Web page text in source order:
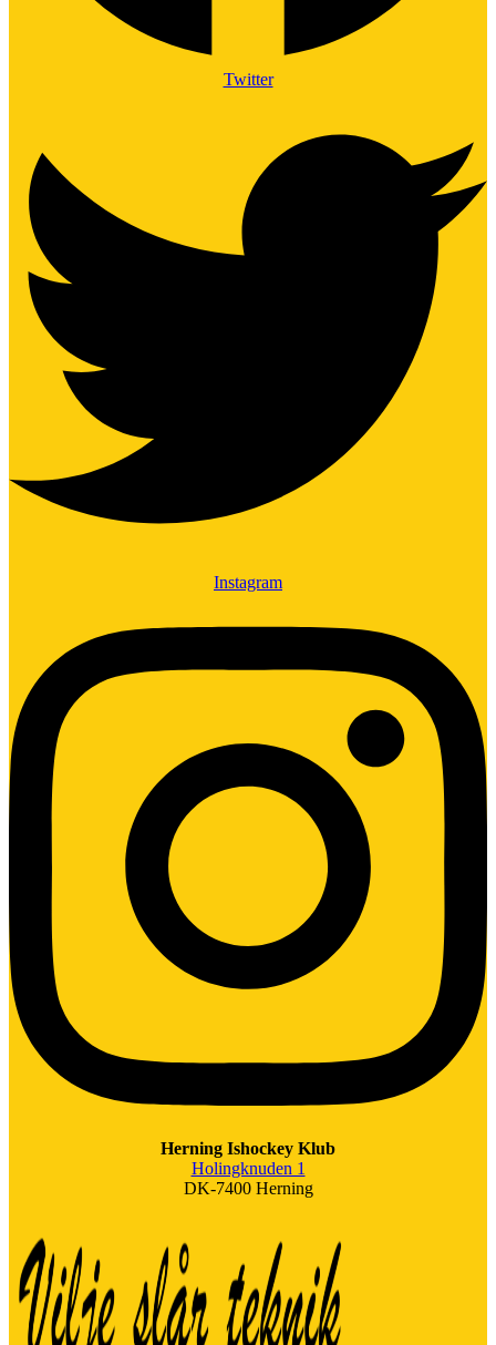
Twitter
Instagram
Herning Ishockey Klub
Holingknuden 1
DK-7400 Herning